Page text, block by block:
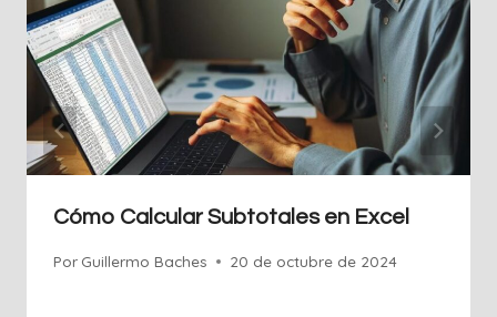
Cómo Calcular Subtotales en Excel
Por Guillermo Baches 20 de octubre de 2024